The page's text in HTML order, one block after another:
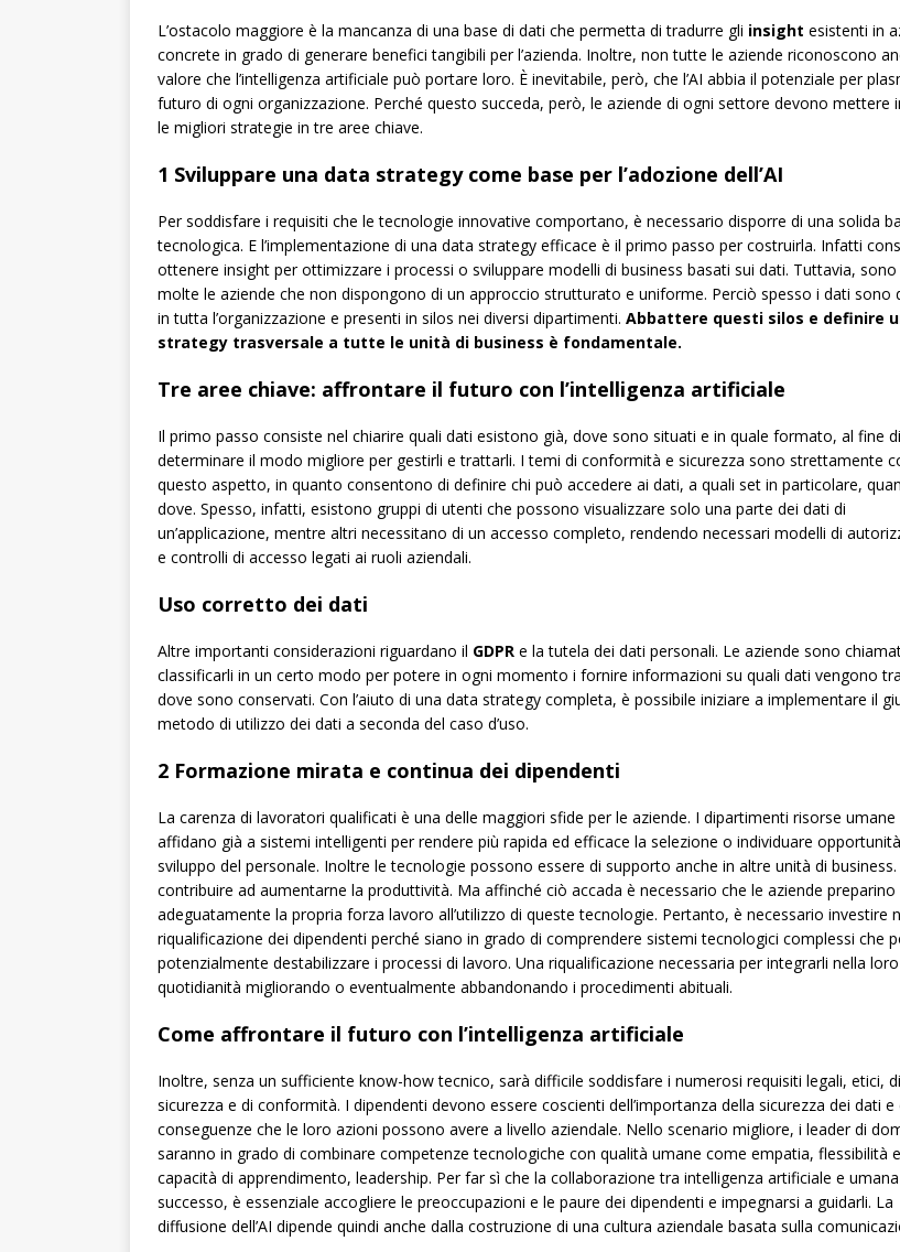
L’ostacolo maggiore è la mancanza di una base di dati che permetta di tradurre gli insight esistenti in
concrete in grado di generare benefici tangibili per l’azienda. Inoltre, non tutte le aziende riconoscono
valore che l’intelligenza artificiale può portare loro. È inevitabile, però, che l’AI abbia il potenziale per
futuro di ogni organizzazione. Perché questo succeda, però, le aziende di ogni settore devono mettere
le migliori strategie in tre aree chiave.
1 Sviluppare una data strategy come base per l’adozione dell’AI
Per soddisfare i requisiti che le tecnologie innovative comportano, è necessario disporre di una solida
tecnologica. E l’implementazione di una data strategy efficace è il primo passo per costruirla. Infatti
ottenere insight per ottimizzare i processi o sviluppare modelli di business basati sui dati. Tuttavia,
molte le aziende che non dispongono di un approccio strutturato e uniforme. Perciò spesso i dati sono
in tutta l’organizzazione e presenti in silos nei diversi dipartimenti. Abbattere questi silos e definire
strategy trasversale a tutte le unità di business è fondamentale.
Tre aree chiave: affrontare il futuro con l’intelligenza artificiale
Il primo passo consiste nel chiarire quali dati esistono già, dove sono situati e in quale formato, al fine di
determinare il modo migliore per gestirli e trattarli. I temi di conformità e sicurezza sono strettamente
questo aspetto, in quanto consentono di definire chi può accedere ai dati, a quali set in particolare,
dove. Spesso, infatti, esistono gruppi di utenti che possono visualizzare solo una parte dei dati di
un’applicazione, mentre altri necessitano di un accesso completo, rendendo necessari modelli di
e controlli di accesso legati ai ruoli aziendali.
Uso corretto dei dati
Altre importanti considerazioni riguardano il GDPR e la tutela dei dati personali. Le aziende sono
classificarli in un certo modo per potere in ogni momento i fornire informazioni su quali dati vengono
dove sono conservati. Con l’aiuto di una data strategy completa, è possibile iniziare a implementare il
metodo di utilizzo dei dati a seconda del caso d’uso.
2 Formazione mirata e continua dei dipendenti
La carenza di lavoratori qualificati è una delle maggiori sfide per le aziende. I dipartimenti risorse umane
affidano già a sistemi intelligenti per rendere più rapida ed efficace la selezione o individuare
sviluppo del personale. Inoltre le tecnologie possono essere di supporto anche in altre unità di
contribuire ad aumentarne la produttività. Ma affinché ciò accada è necessario che le aziende preparino
adeguatamente la propria forza lavoro all’utilizzo di queste tecnologie. Pertanto, è necessario investire
riqualificazione dei dipendenti perché siano in grado di comprendere sistemi tecnologici complessi che
potenzialmente destabilizzare i processi di lavoro. Una riqualificazione necessaria per integrarli nella loro
quotidianità migliorando o eventualmente abbandonando i procedimenti abituali.
Come affrontare il futuro con l’intelligenza artificiale
Inoltre, senza un sufficiente know-how tecnico, sarà difficile soddisfare i numerosi requisiti legali, etici, di
sicurezza e di conformità. I dipendenti devono essere coscienti dell’importanza della sicurezza dei dati e
conseguenze che le loro azioni possono avere a livello aziendale. Nello scenario migliore, i leader di
saranno in grado di combinare competenze tecnologiche con qualità umane come empatia, flessibilità e
capacità di apprendimento, leadership. Per far sì che la collaborazione tra intelligenza artificiale e
successo, è essenziale accogliere le preoccupazioni e le paure dei dipendenti e impegnarsi a guidarli. La
diffusione dell’AI dipende quindi anche dalla costruzione di una cultura aziendale basata sulla